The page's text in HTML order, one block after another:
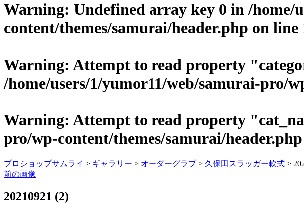
Warning: Undefined array key 0 in/home/
content/themes/samurai/header.php on line
Warning: Attempt to read property
/home/users/1/yumor11/web/samurai-pro/
Warning: Attempt to read property
pro/wp-content/themes/samurai/header.php
プロショップサムライ > ギャラリー > オーダーグラブ > 久保田スラッガー軟式 >
前の画像
20210921 (2)